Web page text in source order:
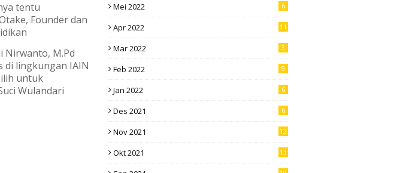
tentu
Founder dan
Nirwanto, M.Pd
di lingkungan IAIN
untuk
Wulandari
Mei 2022 6
Apr 2022 11
Mar 2022 3
Feb 2022 9
Jan 2022 6
Des 2021 6
Nov 2021 12
Okt 2021 13